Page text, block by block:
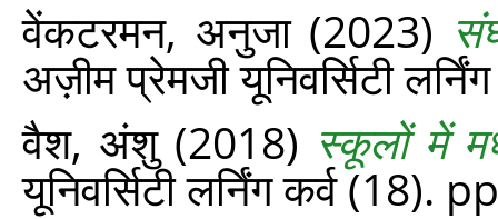
वेंकटरमन, अनुजा(2023)
अज़ीम प्रेमजी यूनिवर्सिटी
वैश, अंशु(2018) स्कूलों में
यूनिवर्सिटी लर्निंग कर्व (18).